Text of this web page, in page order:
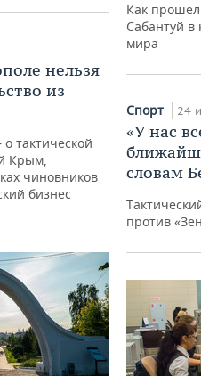
нельзя
из
тактической
Крым,
чиновников
бизнес
Как
Сабантуй в
мира
Спорт 24
«У нас
словам
против